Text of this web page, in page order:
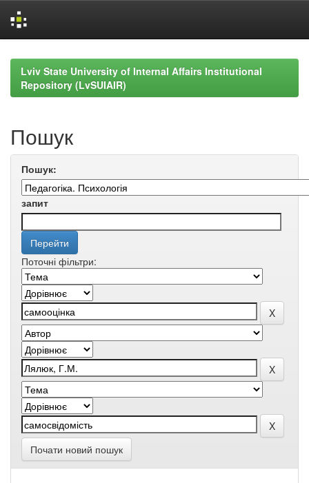
navigationLviv State University of Internal Affairs Institutional
Repository (LvSUIAIR)
Пошук
Пошук:
запит
Поточні фільтри:
Почати новий пошук